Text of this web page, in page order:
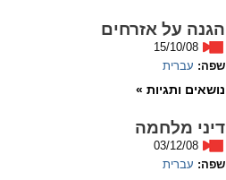
הגנה על אזרחים
15/10/08
שפה: עברית
נושאים ותגיות »
דיני מלחמה
03/12/08
שפה: עברית